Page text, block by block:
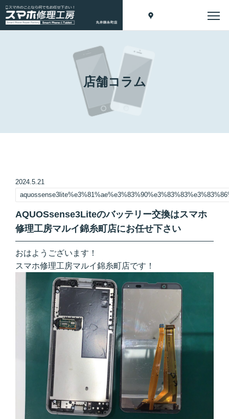
店舗コラム
2024.5.21
AQUOSsense3Liteのバッテリー交換はスマホ
修理工房マルイ錦糸町店にお任せ下さい
おはようございます！
スマホ修理工房マルイ錦糸町店です！